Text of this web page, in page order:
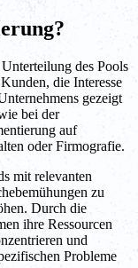
des Pools
die Interesse
gezeigt
bei der
auf
oder Firmografie.
mit relevanten
zu
Durch die
ihre Ressourcen
und
Probleme